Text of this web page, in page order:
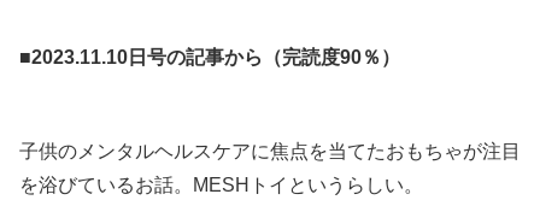
■2023.11.10日号の記事から（完読度90％）
子供のメンタルヘルスケアに焦点を当てたおもちゃが注目
を浴びているお話。MESHトイというらしい。